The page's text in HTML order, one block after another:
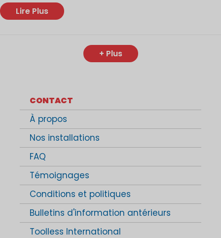
Lire Plus
+ Plus
CONTACT
À propos
Nos installations
FAQ
Témoignages
Conditions et politiques
Bulletins d'information antérieurs
Toolless International